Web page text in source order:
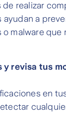
realizar
ayudan a
o malware que
y revisa tus
en